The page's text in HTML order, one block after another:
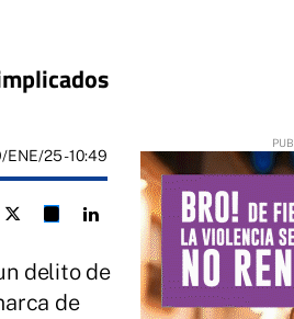
ENE/25 - 10:49
delito de
de